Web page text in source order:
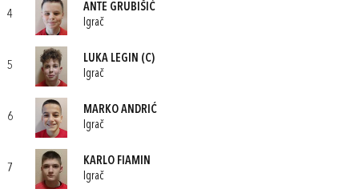
4
ANTE GRUBIŠIĆ
Igrač
5
LUKA LEGIN (C)
Igrač
6
MARKO ANDRIĆ
Igrač
7
KARLO FIAMIN
Igrač